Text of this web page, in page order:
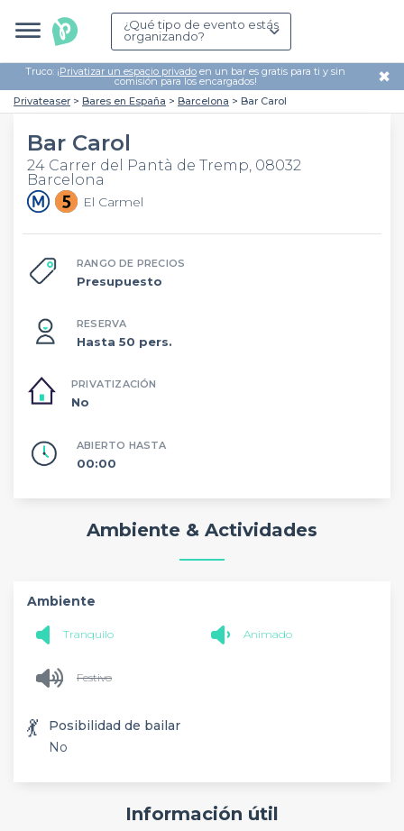
¿Qué tipo de evento estás
organizando?
Truco: ¡Privatizar un espacio privado en un bar es gratis para ti y sin
comisión para los encargados! ✖
Privateaser Bares en España Barcelona Bar Carol
Bar Carol
24 Carrer del Pantà de Tremp, 08032
Barcelona
El Carmel
RANGO DE PRECIOS
Presupuesto
RESERVA
Hasta 50 pers.
PRIVATIZACIÓN
No
ABIERTO HASTA
00:00
Ambiente & Actividades
Ambiente
Tranquilo Animado
Festivo
💃
Posibilidad de bailar
No
Información útil